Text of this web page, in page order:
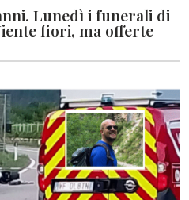
Lunedì i funerali di
fiori, ma offerte